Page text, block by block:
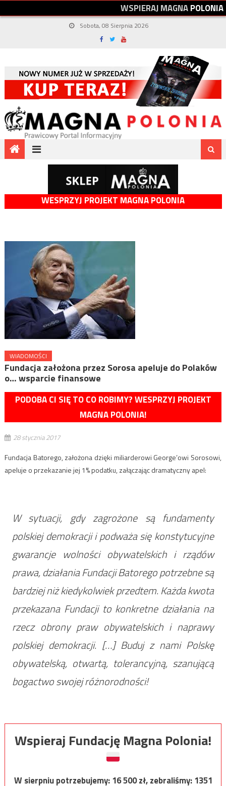
WSPIERAJMAGNAPOLONIA
Sobota, 08 Sierpnia 2026
WESPRZYJ PROJEKT MAGNA POLONIA
WIADOMOŚCI
Fundacja założona przez Sorosa apeluje do Polaków
o… wsparcie finansowe
PODOBA CI SIĘ TO CO ROBIMY? WESPRZYJ PROJEKT
MAGNA POLONIA!
28 stycznia 2017
Fundacja Batorego, założona dzięki miliarderowi George’owi Sorosowi,
apeluje o przekazanie jej 1% podatku, załączając dramatyczny apel:
W sytuacji, gdy zagrożone są fundamenty
polskiej demokracji i podważa się konstytucyjne
gwarancje wolności obywatelskich i rządów
prawa, działania Fundacji Batorego potrzebne są
bardziej niż kiedykolwiek przedtem. Każda kwota
przekazana Fundacji to konkretne działania na
rzecz obrony praw obywatelskich i naprawy
polskiej demokracji. […] Buduj z nami Polskę
obywatelską, otwartą, tolerancyjną, szanującą
bogactwo swojej różnorodności!
Wspieraj Fundację Magna Polonia!
W sierpniu potrzebujemy:16 500zł, zebraliśmy:1351